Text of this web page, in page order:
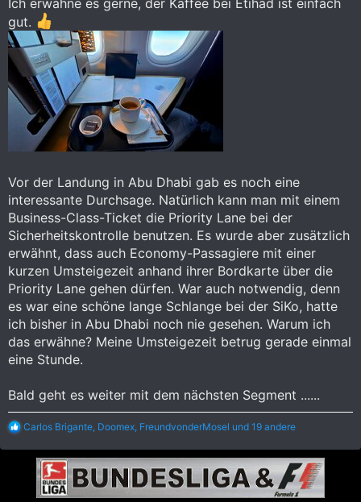
gut.
Vor der Landung in Abu Dhabi gab es noch eine
interessante Durchsage. Natürlich kann man mit einem
Business-Class-Ticket die Priority Lane bei der
Sicherheitskontrolle benutzen. Es wurde aber zusätzlich
erwähnt, dass auch Economy-Passagiere mit einer
kurzen Umsteigezeit anhand ihrer Bordkarte über die
Priority Lane gehen dürfen. War auch notwendig, denn
es war eine schöne lange Schlange bei der SiKo, hatte
ich bisher in Abu Dhabi noch nie gesehen. Warum ich
das erwähne? Meine Umsteigezeit betrug gerade einmal
eine Stunde.
Bald geht es weiter mit dem nächsten Segment ......
R
a
Carlos Brigante Doomex FreundvonderMosel und 19 andere